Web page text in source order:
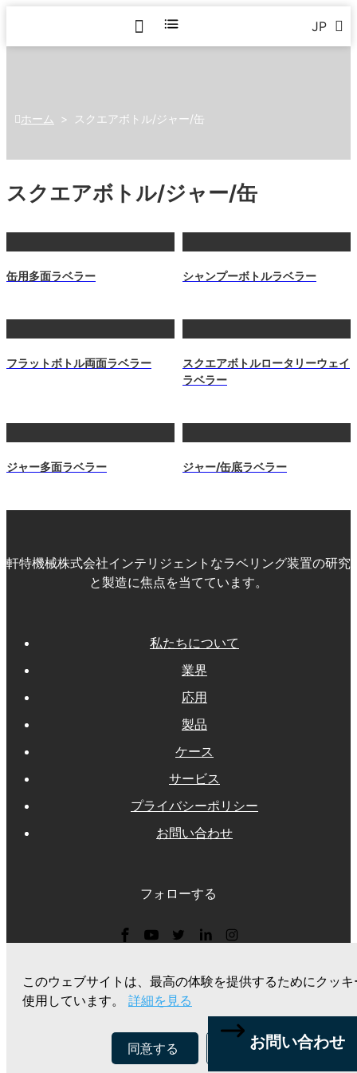
JP
ホーム > スクエアボトル/ジャー/缶
スクエアボトル/ジャー/缶
缶用多面ラベラー シャンプーボトルラベラー
フラットボトル両面ラベラー
スクエアボトルロータリーウェイ
ラベラー
ジャー多面ラベラー ジャー/缶底ラベラー
軒特機械株式会社インテリジェントなラベリング装置の研究
と製造に焦点を当てています。
私たちについて
業界
応用
製品
ケース
サービス
プライバシーポリシー
お問い合わせ
フォローする
見積もりを請求する
このウェブサイトは、最高の体験を提供するためにクッキ
使用しています。 詳細を見る
同意する 拒否する
お問い合わせ